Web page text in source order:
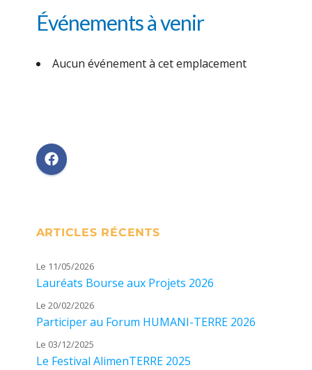
Événements à venir
Aucun événement à cet emplacement
ARTICLES RÉCENTS
Le 11/05/2026
Lauréats Bourse aux Projets 2026
Le 20/02/2026
Participer au Forum HUMANI-TERRE 2026
Le 03/12/2025
Le Festival AlimenTERRE 2025